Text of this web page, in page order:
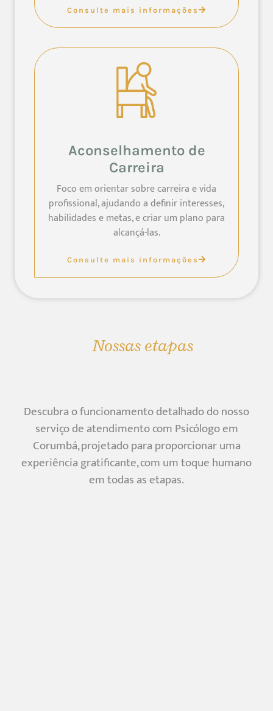
Consulte mais informações
Aconselhamento de
Carreira
Foco em orientar sobre carreira e vida
profissional, ajudando a definir interesses,
habilidades e metas, e criar um plano para
alcançá-las.
Consulte mais informações
Nossas etapas
Descubra o funcionamento detalhado do nosso
serviço de atendimento com Psicólogo em
Corumbá, projetado para proporcionar uma
experiência gratificante, com um toque humano
em todas as etapas.